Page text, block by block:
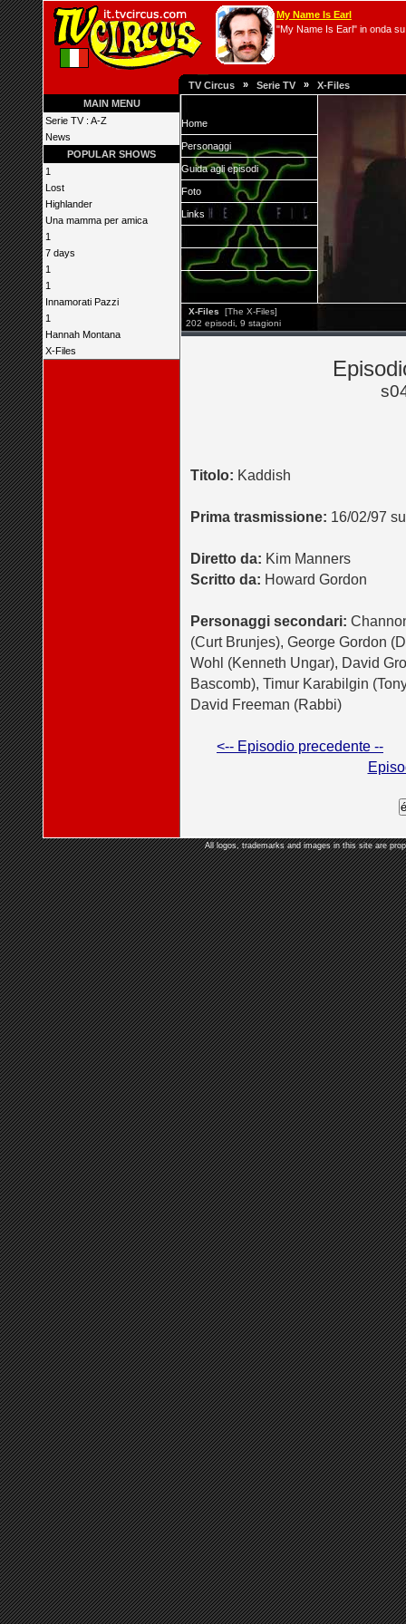
My Name Is Earl
"My Name Is Earl" in onda
TV Circus » Serie TV » X-Files
MAIN MENU
Serie TV : A-Z
News
POPULAR SHOWS
1
Lost
Highlander
Una mamma per amica
1
7 days
1
1
Innamorati Pazzi
1
Hannah Montana
X-Files
Home
Personaggi
Guida agli episodi
Foto
Links
X-Files
[The X-Files]
202 episodi, 9 stagioni
Titolo: Kaddish
Prima trasmissione: 16/02/97
Diretto da: Kim Manners
Scritto da: Howard Gordon
Personaggi secondari:
(Curt Brunjes), George Gordon
Wohl (Kenneth Ungar), David
Bascomb), Timur Karabilgin
David Freeman (Rabbi)
<-- Episodio precedente --
All logos, trademarks and images in this site are